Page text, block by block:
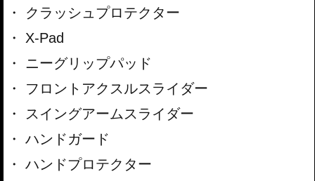
クラッシュプロテクター
X-Pad
ニーグリップパッド
フロントアクスルスライダー
スイングアームスライダー
ハンドガード
ハンドプロテクター